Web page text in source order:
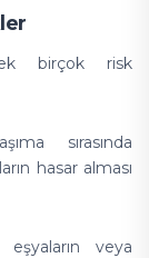
birçok risk
sırasında
hasar alması
veya